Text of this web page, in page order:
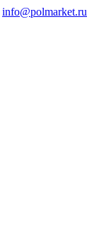
info@polmarket.ru